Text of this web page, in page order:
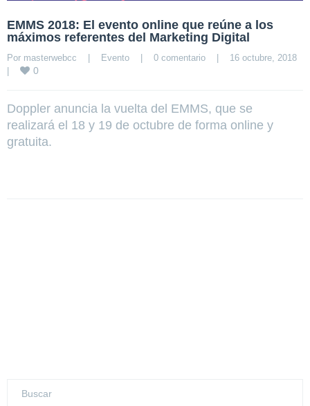
EMMS 2018: El evento online que reúne a los
máximos referentes del Marketing Digital
Por masterwebcc Evento 0 comentario
0
Doppler anuncia la vuelta del EMMS, que se
realizará el 18 y 19 de octubre de forma online y
gratuita.